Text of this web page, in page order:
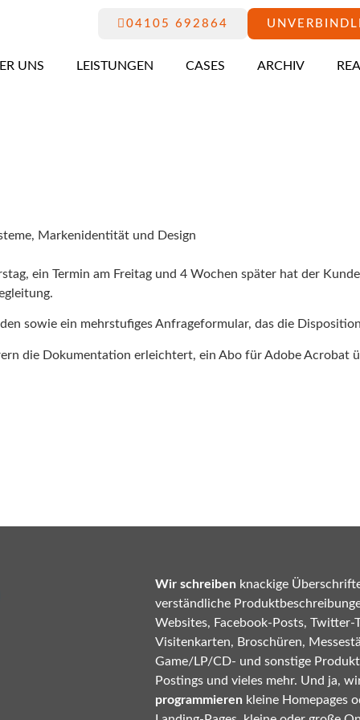
04105 692864
UNS LEISTUNGEN CASES ARCHIV
, Markenidentität und Design
ein Termin am Freitag und 4 Wochen später hat der
sowie ein mehrstufiges Anfrageformular, das die
die Dokumentation erleichtert, ein Abo für Adobe Acrobat
Wir schreiben knackige
verständliche
Websites, Facebook-Posts, Twitter-
Visitenkarten, Broschüren,
Game/LP/CD- und sonstige
Postings und vieles mehr. Und ja,
programmieren kleine Homepages